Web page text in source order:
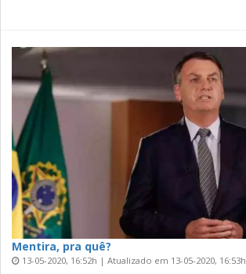
Mentira, pra quê?
13-05-2020, 16:52h | Atualizado em 13-05-2020, 16:53h